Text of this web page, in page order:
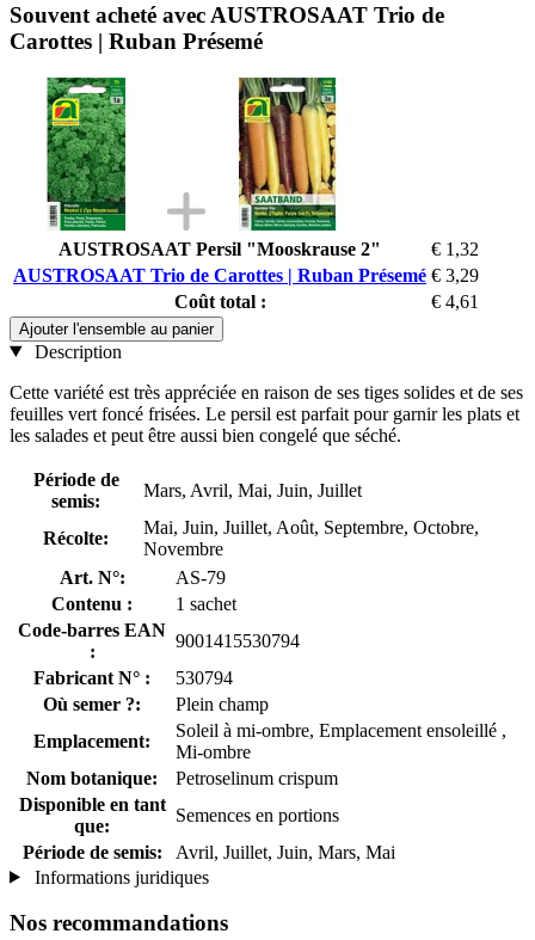
Souvent acheté avec AUSTROSAAT Trio de
Carottes | Ruban Présemé
AUSTROSAAT Persil "Mooskrause 2"
€ 1,32
AUSTROSAAT Trio de Carottes | Ruban Présemé € 3,29
Coût total :
€ 4,61
Ajouter l'ensemble au panier
Description
Cette variété est très appréciée en raison de ses tiges solides et de ses
feuilles vert foncé frisées. Le persil est parfait pour garnir les plats et
les salades et peut être aussi bien congelé que séché.
Période de
semis:
Mars, Avril, Mai, Juin, Juillet
Récolte:
Mai, Juin, Juillet, Août, Septembre, Octobre,
Novembre
Art. N°:
AS-79
Contenu :
1 sachet
Code-barres EAN
:
9001415530794
Fabricant N° :
530794
Où semer ?:
Plein champ
Emplacement:
Soleil à mi-ombre, Emplacement ensoleillé ,
Mi-ombre
Nom botanique:
Petroselinum crispum
Disponible en tant
que:
Semences en portions
Période de semis:
Avril, Juillet, Juin, Mars, Mai
Informations juridiques
Nos recommandations